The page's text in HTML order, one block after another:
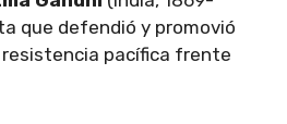
que defendió y promovió
resistencia pacífica frente